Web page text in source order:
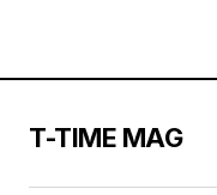
T-TIME MAG